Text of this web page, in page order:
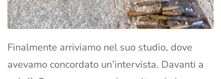
Finalmente arriviamo nel suo studio, dove
avevamo concordato un’intervista. Davanti a